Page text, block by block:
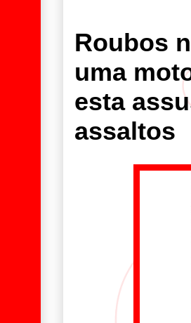
Roubos
uma
esta
assaltos